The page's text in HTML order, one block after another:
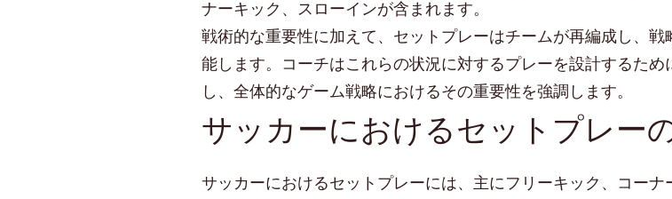
ナーキック、スローインが含まれます。
戦術的な重要性に加えて、セットプレーはチームが再編成し、戦
能します。コーチはこれらの状況に対するプレーを設計するため
し、全体的なゲーム戦略におけるその重要性を強調します。
サッカーにおけるセットプレー
サッカーにおけるセットプレーには、主にフリーキック、コーナ